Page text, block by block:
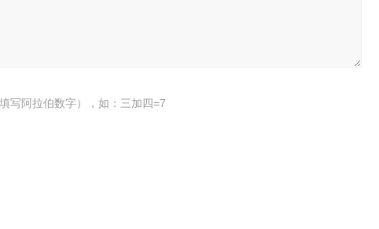
写阿拉伯数字），如：三加四=7